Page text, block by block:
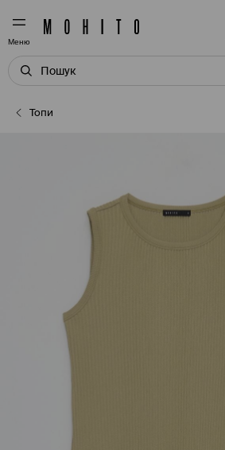
Меню
Топи